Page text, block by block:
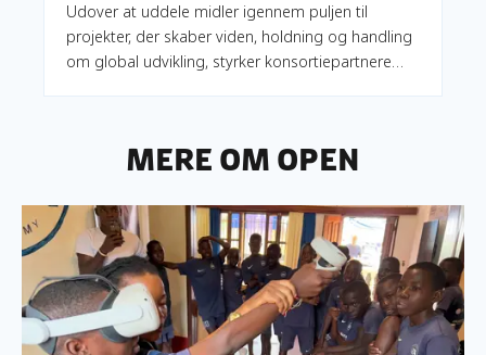
Udover at uddele midler igennem puljen til
projekter, der skaber viden, holdning og handling
om global udvikling, styrker konsortiepartnere
Mere om OpEn
Læs mere om OpEn bevillingsoversigt